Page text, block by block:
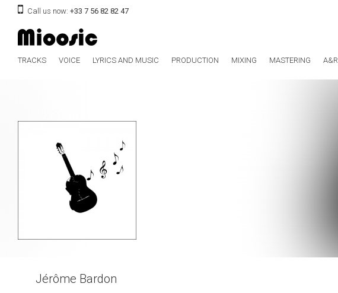
Call us now: +33 7 56 82 82 47
TRACKS VOICE LYRICS AND MUSIC PRODUCTION MIXING MASTERING
Jérôme Bardon